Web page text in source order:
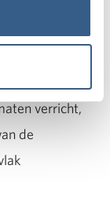
verricht,
de